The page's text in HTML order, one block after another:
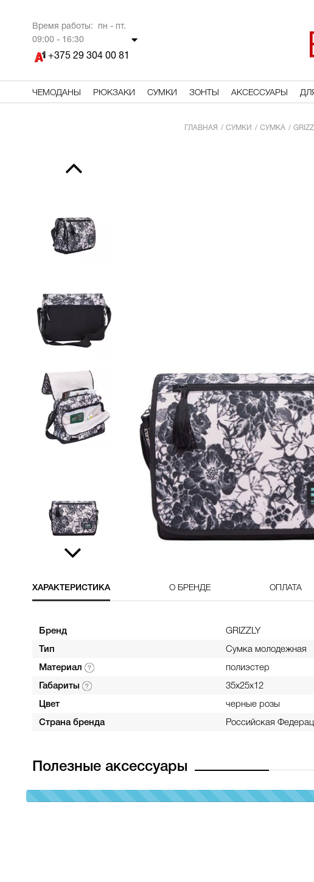
Время работы: пн - пт.
09:00 - 16:30
+375 29 304 00 81
ЧЕМОДАНЫ РЮКЗАКИ СУМКИ ЗОНТЫ АКСЕССУАРЫ
ГЛАВНАЯ СУМКИ СУМКА
ХАРАКТЕРИСТИКА О БРЕНДЕ ОПЛАТА
Бренд GRIZZLY
Тип Сумка молодежная
Материал полиэстер
Габариты 35х25х12
Цвет черные розы
Страна бренда Российская
Полезные аксессуары